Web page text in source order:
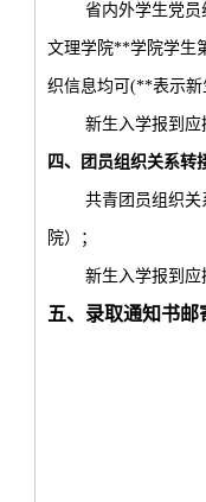
省内外学生党员
文理学院**学院学生
织信息均可(**表示新
新生入学报到应
四、团员组织关系转
共青团员组织
院）；
新生入学报到应
五、 录取通知书邮